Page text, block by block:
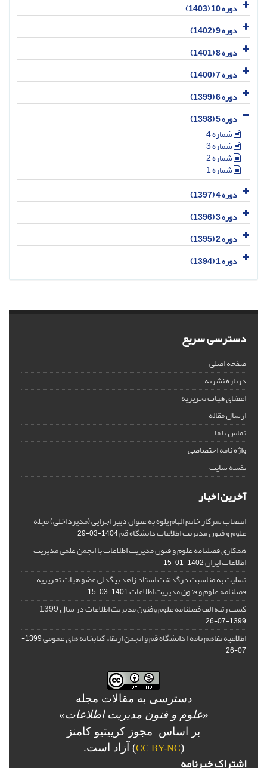
دوره 10 (1403)
دوره 9 (1402)
دوره 8 (1401)
دوره 7 (1400)
دوره 6 (1399)
دوره 5 (1398)
شماره 4
شماره 3
شماره 2
شماره 1
دوره 4 (1397)
دوره 3 (1396)
دوره 2 (1395)
دوره 1 (1394)
دسترسی سریع
صفحه اصلی
درباره نشریه
اعضای هیات تحریریه
ارسال مقاله
تماس با ما
واژه نامه اختصاصی
نقشه سایت
آخرین اخبار
انتصاب سرکار خانم الهام یلوه به عنوان دبیر اجرایی (مدیرداخلی) مجله
علوم و فنون مدیریت اطلاعات دانشگاه قم1404-03-29
همکاری فصلنامه علوم و فنون مدیریت اطلاعات با انجمن علمی مدیریت
اطلاعات ایران1402-01-15
تسلیت به مناسبت درگذشت استاد زاهد بیگدلی عضو هیات تحریریه
فصلنامه علوم و فنون مدیریت اطلاعات1401-03-15
کسب رتبه الف فصلنامه علوم وفنون مدیریت اطلاعات در سال 1399
1399-07-26
اطلاعیه تفاهم نامه ا دانشگاه قم و انجمن ارتقاء کتابخانه های عمومی
1399-
07-26
دسترسی به مقالات مجله
«علوم و فنون مدیریت اطلاعات»
بر اساس مجوز کرییتیو کامنز
(
CC BY-NC) آزاد است.